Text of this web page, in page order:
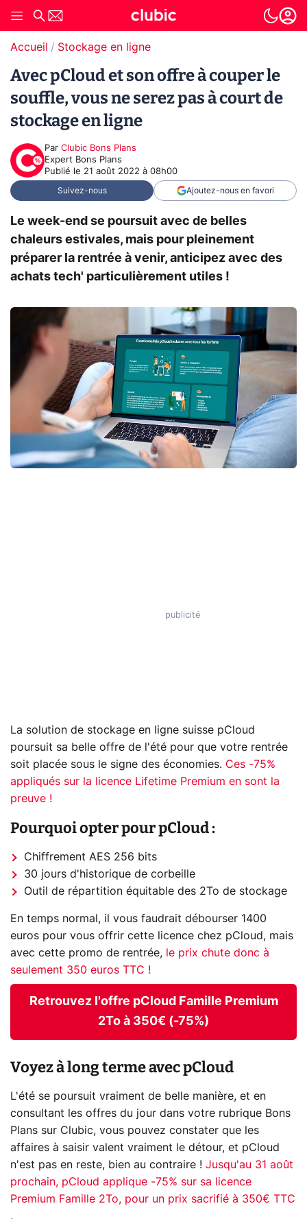
Accueil Stockage en ligne
Avec pCloud et son offre à couper le
souffle, vous ne serez pas à court de
stockage en ligne
Par Clubic Bons Plans
Expert Bons Plans
Publié le 21 août 2022 à 08h00
Suivez-nous Ajoutez-nous en favori
Le week-end se poursuit avec de belles
chaleurs estivales, mais pour pleinement
préparer la rentrée à venir, anticipez avec des
achats tech' particulièrement utiles !
La solution de stockage en ligne suisse pCloud
poursuit sa belle offre de l'été pour que votre rentrée
soit placée sous le signe des économies. Ces -75%
appliqués sur la licence Lifetime Premium en sont la
preuve !
Pourquoi opter pour pCloud :
Chiffrement AES 256 bits
30 jours d'historique de corbeille
Outil de répartition équitable des 2To de stockage
En temps normal, il vous faudrait débourser 1400
euros pour vous offrir cette licence chez pCloud, mais
avec cette promo de rentrée, le prix chute donc à
seulement 350 euros TTC !
Retrouvez l'offre pCloud Famille Premium
2To à 350€ (-75%)
Voyez à long terme avec pCloud
L'été se poursuit vraiment de belle manière, et en
consultant les offres du jour dans votre rubrique Bons
Plans sur Clubic, vous pouvez constater que les
affaires à saisir valent vraiment le détour, et pCloud
n'est pas en reste, bien au contraire ! Jusqu'au 31 août
prochain, pCloud applique -75% sur sa licence
Premium Famille 2To, pour un prix sacrifié à 350€ TTC
.